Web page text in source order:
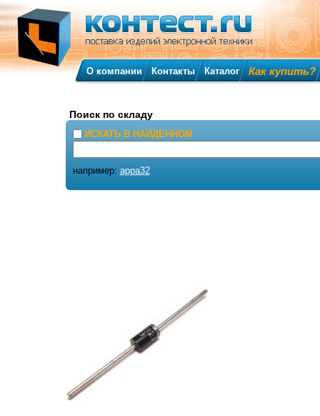
О компании Контакты Каталог Как купить?
Поиск по складу
ИСКАТЬ В НАЙДЕННОМ
например: appa32